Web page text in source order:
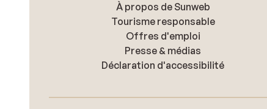
À propos de Sunweb
Tourisme responsable
Offres d'emploi
Presse & médias
Déclaration d'accessibilité